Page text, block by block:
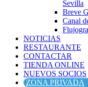
Sevilla
Breve
Canal
NOTICIAS
RESTAURANTE
CONTACTAR
TIENDA ONLINE
NUEVOS SOCIOS
ZONA PRIVADA